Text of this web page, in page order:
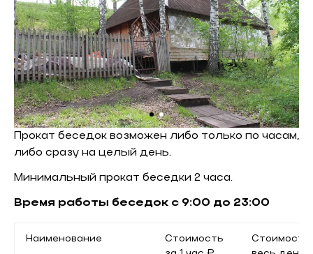
Прокат беседок возможен либо только по часам,
либо сразу на целый день.
Минимальный прокат беседки 2 часа.
Время работы беседок с 9:00 до 23:00
Наименование
Стоимость
Стоимость